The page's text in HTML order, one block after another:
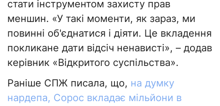
стати інструментом захисту прав
меншин. «У такі моменти, як зараз, ми
повинні об'єднатися і діяти. Це вкладення
покликане дати відсіч ненависті», – додав
керівник «Відкритого суспільства».
Раніше СПЖ писала, що, на думку
нардепа, Сорос вкладає мільйони в